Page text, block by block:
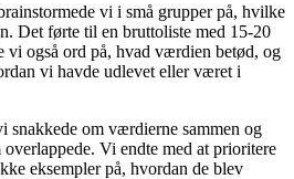
vi i små grupper på, hvilke
Det førte til en bruttoliste med 15-20
vi også ord på, hvad værdien betød, og
vi havde udlevet eller været i
snakkede om værdierne sammen og
Vi endte med at prioritere
eksempler på, hvordan de blev